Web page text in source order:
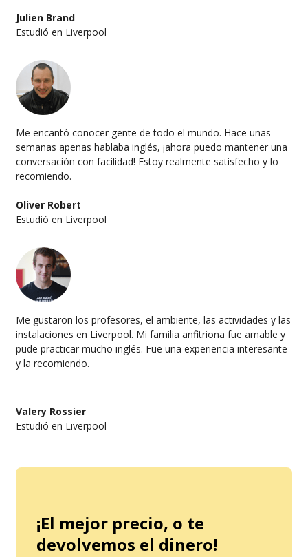
Julien Brand
Estudió en Liverpool
Me encantó conocer gente de todo el mundo. Hace unas
semanas apenas hablaba inglés, ¡ahora puedo mantener una
conversación con facilidad! Estoy realmente satisfecho y lo
recomiendo.
Oliver Robert
Estudió en Liverpool
Me gustaron los profesores, el ambiente, las actividades y las
instalaciones en Liverpool. Mi familia anfitriona fue amable y
pude practicar mucho inglés. Fue una experiencia interesante
y la recomiendo.
Valery Rossier
Estudió en Liverpool
¡El mejor precio, o te
devolvemos el dinero!